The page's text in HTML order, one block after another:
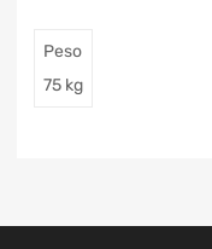
Peso
75 kg